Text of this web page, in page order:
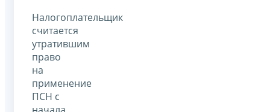
Налогоплательщик
считается
утратившим
право
на
применение
ПСН с